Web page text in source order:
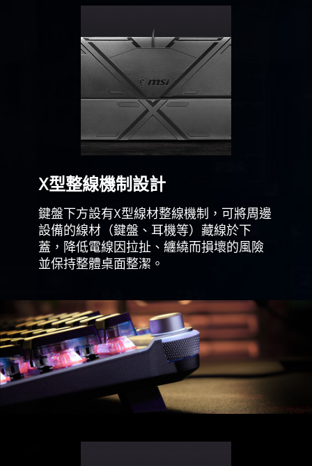
X型整線機制設計
鍵盤下方設有X型線材整線機制，可將周邊
設備的線材（鍵盤、耳機等）藏線於下
蓋，降低電線因拉扯、纏繞而損壞的風險
並保持整體桌面整潔。